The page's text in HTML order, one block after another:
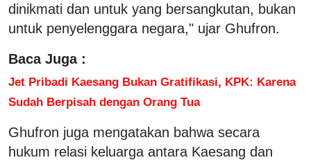
dinikmati dan untuk yang bersangkutan, bukan
untuk penyelenggara negara," ujar Ghufron.
Baca Juga :
Jet Pribadi Kaesang Bukan Gratifikasi, KPK: Karena
Sudah Berpisah dengan Orang Tua
Ghufron juga mengatakan bahwa secara
hukum relasi keluarga antara Kaesang dan